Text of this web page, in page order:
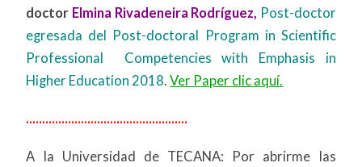
doctor Elmina Rivadeneira Rodríguez, Post-doctor
egresada del Post-doctoral Program in Scientific
Professional Competencies with Emphasis in
Higher Education 2018.Ver Paper clic aquí.
..................................................
A la Universidad de TECANA: Por abrirme las